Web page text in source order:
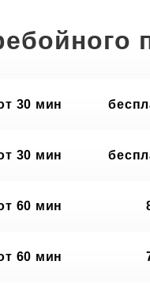
30 мин
30 мин
60 мин
60 мин